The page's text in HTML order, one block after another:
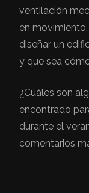
ventilación
en
diseñar un
y que sea
¿Cuáles son
encontrado
durante el
comentarios